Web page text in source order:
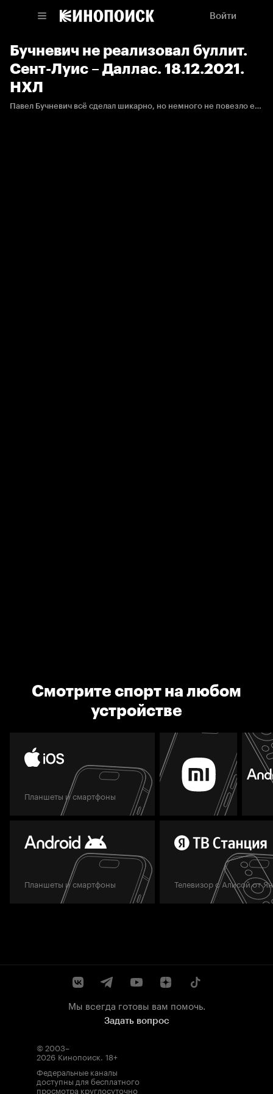
Войти
Бучневич не реализовал буллит.
Сент-Луис – Даллас. 18.12.2021.
НХЛ
Павел Бучневич всё сделал шикарно, но немного не повезло ему в этом моменте.
Смотрите спорт на любом
устройстве
Планшеты и смартфоны
Планшеты и смартфоны Телевизор с Алисой от
Мы всегда готовы вам помочь.
Задать вопрос
© 2003–
2026 Кинопоиск. 18+
Федеральные каналы
доступны для бесплатного
просмотра круглосуточно